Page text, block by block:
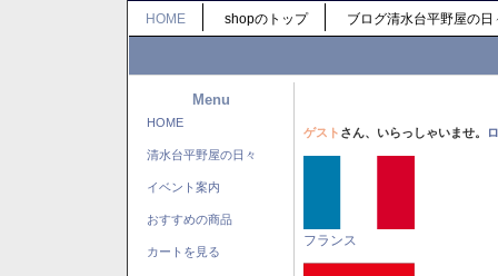
HOME shopのトップ ブログ清水台平野屋の日
Menu
HOME
清水台平野屋の日々
イベント案内
おすすめの商品
カートを見る
ゲスト さん、いらっしゃいませ。
フランス